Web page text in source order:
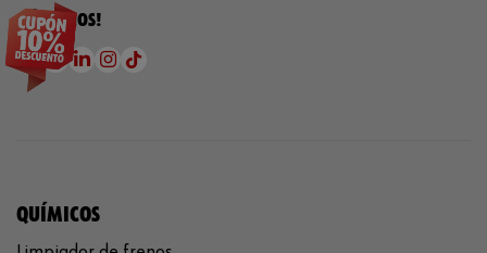
¡SÍGUENOS!
QUÍMICOS